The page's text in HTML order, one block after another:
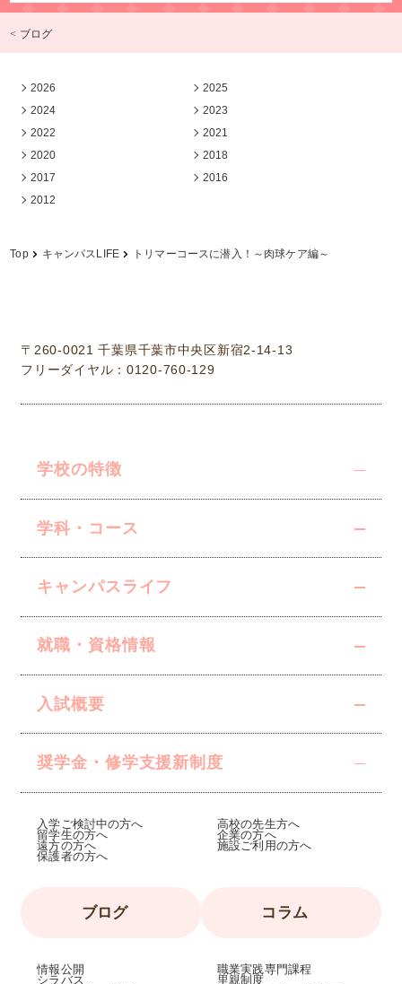
< ブログ
2026
2025
2024
2023
2022
2021
2020
2018
2017
2016
2012
Top キャンパスLIFE トリマーコースに潜入！～肉球ケア編～
学校の特徴
学科・コース
キャンパスライフ
就職・資格情報
入試概要
奨学金・修学支援新制度
ブログ コラム
入学ご検討中の方へ
留学生の方へ
遠方の方へ
保護者の方へ
高校の先生方へ
企業の方へ
施設ご利用の方へ
職業実践専門課程
情報公開
シラバス
里親制度
〒260-0021 千葉県千葉市中央区新宿2-14-13
フリーダイヤル：0120-760-129